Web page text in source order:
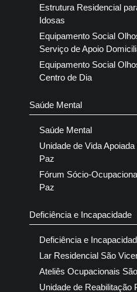
Estrutura Residencial
Idosas
Equipamento Social
Serviço de Apoio
Equipamento Social
Centro de Dia
Saúde Mental
Saúde Mental
Unidade de Vida
Paz
Fórum Sócio-
Paz
Deficiência e Incapacidade
Deficiência e
Lar Residencial São
Ateliês Ocupacionais
Unidade de Reabilitação